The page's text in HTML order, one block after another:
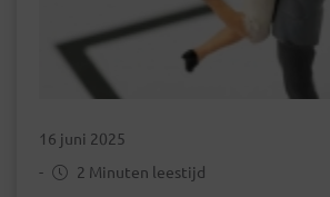
16 juni 2025
-
2 Minuten leestijd